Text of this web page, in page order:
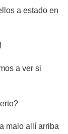
a estado en
a ver si
malo allí arriba